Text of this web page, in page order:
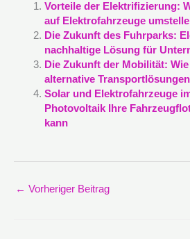
Vorteile der Elektrifizierung:
auf Elektrofahrzeuge
Die Zukunft des Fuhrparks:
nachhaltige Lösung für
Die Zukunft der Mobilität:
alternative
Solar und Elektrofahrzeuge
Photovoltaik Ihre
kann
← Vorheriger Beitrag